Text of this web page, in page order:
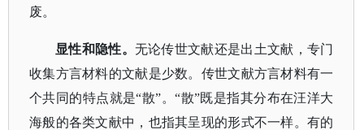
废。
显性和隐性。 无论传世文献还是出土文献，专门
收集方言材料的文献是少数。传世文献方言材料有一
个共同的特点就是“散”。“散”既是指其分布在汪洋大
海般的各类文献中，也指其呈现的形式不一样。有的